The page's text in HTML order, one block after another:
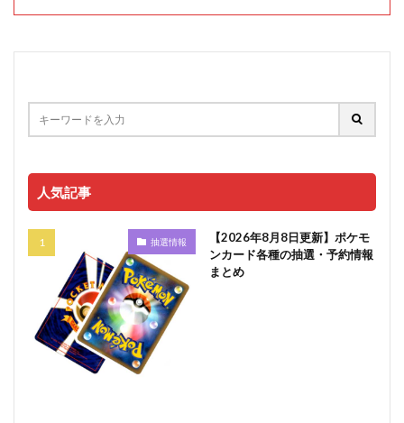
人気記事
抽選情報
【2026年8月8日更新】ポケモ
ンカード各種の抽選・予約情報
まとめ